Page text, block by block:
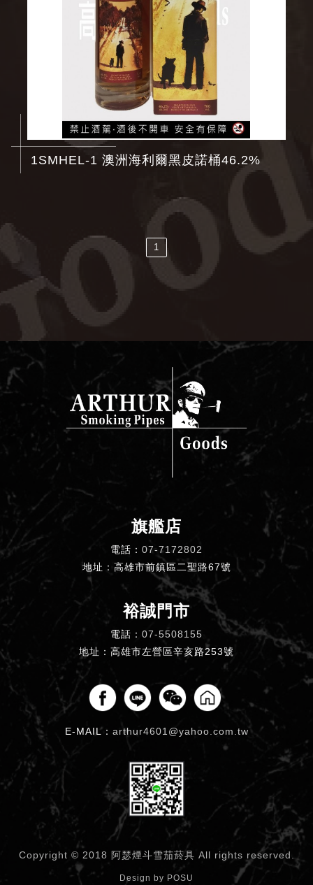
1SMHEL-1 澳洲海利爾黑皮諾桶46.2%
1
旗艦店
電話： 07-7172802
地址：高雄市前鎮區二聖路67號
裕誠門市
電話： 07-5508155
地址：高雄市左營區辛亥路253號
E-MAIL： arthur4601@yahoo.com.tw
Copyright © 2018 阿瑟煙斗雪茄菸具 All rights reserved.
Design by POSU